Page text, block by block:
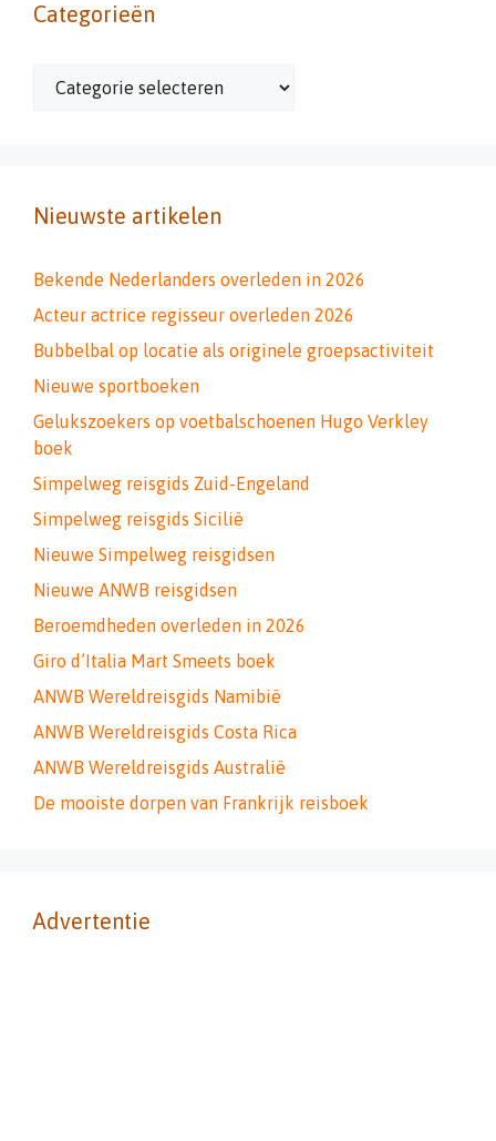
Categorieën
Categorieën
Nieuwste artikelen
Bekende Nederlanders overleden in 2026
Acteur actrice regisseur overleden 2026
Bubbelbal op locatie als originele groepsactiviteit
Nieuwe sportboeken
Gelukszoekers op voetbalschoenen Hugo Verkley
boek
Simpelweg reisgids Zuid-Engeland
Simpelweg reisgids Sicilië
Nieuwe Simpelweg reisgidsen
Nieuwe ANWB reisgidsen
Beroemdheden overleden in 2026
Giro d’Italia Mart Smeets boek
ANWB Wereldreisgids Namibië
ANWB Wereldreisgids Costa Rica
ANWB Wereldreisgids Australië
De mooiste dorpen van Frankrijk reisboek
Advertentie